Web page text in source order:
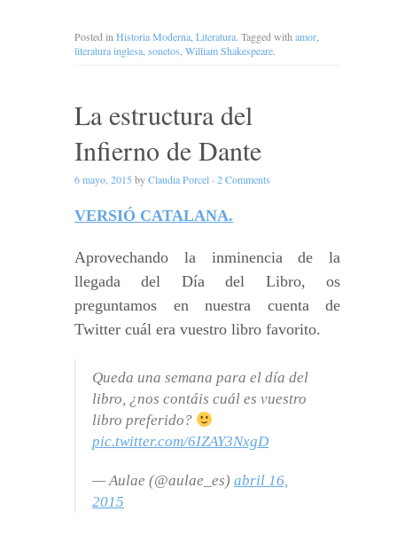
Posted in Historia Moderna Literatura. Tagged with amor
literatura inglesa sonetos William Shakespeare.
La estructura del
Infierno de Dante
6 mayo, 2015 byClaudia Porcel · 2 Comments
VERSIÓ CATALANA.
Aprovechando la inminencia de la
llegada del Día del Libro, os
preguntamos en nuestra cuenta de
Twitter cuál era vuestro libro favorito.
Queda una semana para el día del
libro, ¿nos contáis cuál es vuestro
libro preferido?
pic.twitter.com/6IZAY3NxgD
— Aulae (@aulae_es) abril 16,
2015